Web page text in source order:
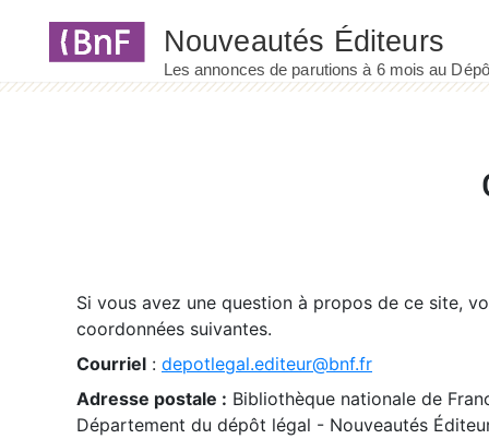
Si vous avez une question à propos de ce site,
coordonnées suivantes.
Courriel : depotlegal.editeur@bnf.fr
Adresse postale : Bibliothèque nationale de
Département du dépôt légal - Nouveautés